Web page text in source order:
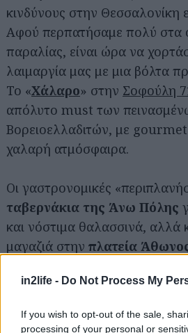
in2life - Do Not Process My
If you wish to opt-out of the sale,
processing of your personal or
κινδύνους στην Θεσσαλονίκη
Αφού περπατήσαμε πολύ στα
παραλίας, είναι ώρα να
λαιμαργία μας με μια βόλτα
Το «Χάλαρο» στην Σοφούλη
απόλυτο must των
Βορειοελλαδιτών, με gourmet
χαλαρή ατμόσφαιρα.
Οι γαστρονομικές
ταβερνάκια της Άνω Πόλης
και νόστιμα θαλασσινά, αλλά
μαγαζιά στην πλατεία
του καλοφαγά που λαχταρά
Αναζήτηση
για...